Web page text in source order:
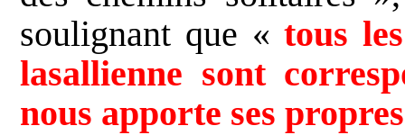
soulignant que « tous
lasallienne sont
nous apporte ses